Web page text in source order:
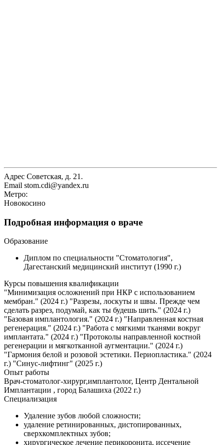
Адрес Советская, д. 21.
Email stom.cdi@yandex.ru
Метро:
Новокосино
Подробная информация о враче
Образование
Диплом по специальности "Стоматология",
Дагестанский медицинский институт (1990 г.)
Курсы повышения квалификации
"Минимизация осложнений при НКР с использованием
мембран." (2024 г.) "Разрезы, лоскуты и швы. Прежде чем
сделать разрез, подумай, как ты будешь шить." (2024 г.)
"Базовая имплантология." (2024 г.) "Направленная костная
регенерация." (2024 г.) "Работа с мягкими тканями вокруг
имплантата." (2024 г.) "Протоколы направленной костной
регенерации и мягкотканной аугментации." (2024 г.)
"Гармония белой и розовой эстетики. Периопластика." (2024
г.) "Синус-лифтинг" (2025 г.)
Опыт работы
Врач-стоматолог-хирург,имплантолог, Центр Дентальной
Имплантации , город Балашиха (2022 г.)
Специализация
Удаление зубов любой сложности;
удаление ретинированных, дистопированных,
сверхкомплектных зубов;
хирургическое лечение перикоронита, иссечение